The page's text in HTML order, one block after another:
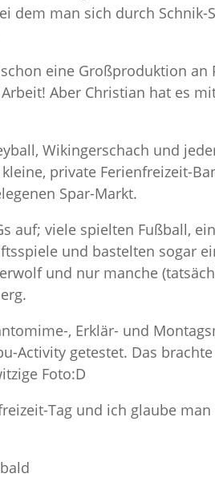
dem man sich durch Schnik-
eine Großproduktion an
Aber Christian hat es
Wikingerschach und
private Ferienfreizeit-
Spar-Markt.
auf; viele spielten Fußball,
und bastelten sogar
und nur manche
, Erklär- und
Activity getestet. Das
Foto:D
Tag und ich glaube man